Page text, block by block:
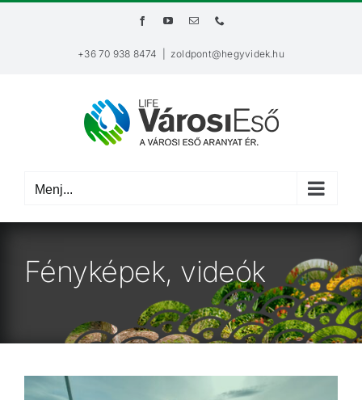
FacebookYouTubeEmail:
+36 70 938 8474 zoldpont@hegyvidek.hu
Menj...
Fényképek, videók